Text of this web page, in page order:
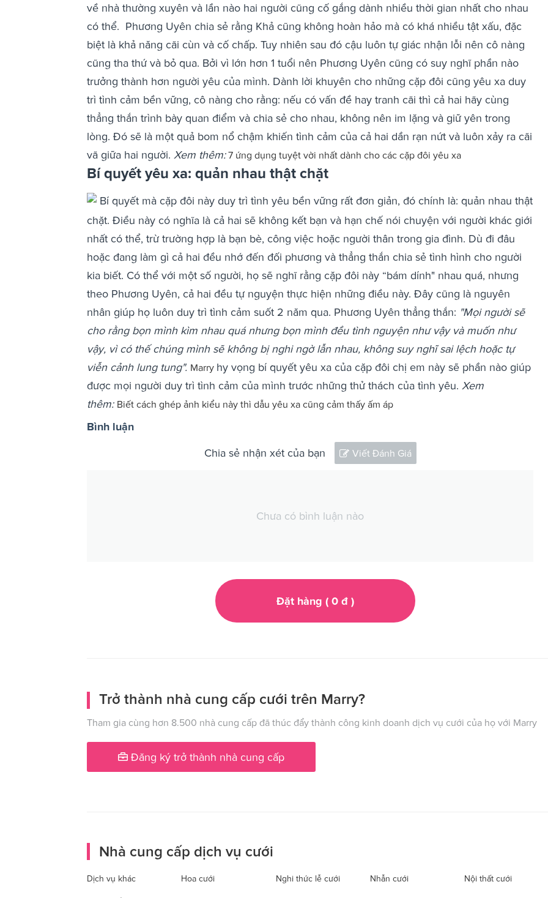
về nhà thường xuyên và lần nào hai người cũng cố gắng dành nhiều thời gian nhất cho nhau
có thể. Phương Uyên chia sẻ rằng Khả cũng không hoàn hảo mà có khá nhiều tật xấu, đặc
biệt là khả năng cãi cùn và cố chấp. Tuy nhiên sau đó cậu luôn tự giác nhận lỗi nên cô nàng
cũng tha thứ và bỏ qua. Bởi vì lớn hơn 1 tuổi nên Phương Uyên cũng có suy nghĩ phần nào
trưởng thành hơn người yêu của mình. Dành lời khuyên cho những cặp đôi cũng yêu xa duy
trì tình cảm bền vững, cô nàng cho rằng: nếu có vấn đề hay tranh cãi thì cả hai hãy cùng
thẳng thắn trình bày quan điểm và chia sẻ cho nhau, không nên im lặng và giữ yên trong
lòng. Đó sẽ là một quả bom nổ chậm khiến tình cảm của cả hai dần rạn nứt và luôn xảy ra cãi
vã giữa hai người. Xem thêm:7 ứng dụng tuyệt vời nhất dành cho các cặp đôi yêu xa
Bí quyết yêu xa: quản nhau thật chặt
Bí quyết mà cặp đôi này duy trì tình yêu bền vững rất đơn giản, đó chính là: quản nhau thật
chặt. Điều này có nghĩa là cả hai sẽ không kết bạn và hạn chế nói chuyện với người khác giới
nhất có thể, trừ trường hợp là bạn bè, công việc hoặc người thân trong gia đình. Dù đi đâu
hoặc đang làm gì cả hai đều nhớ đến đối phương và thẳng thắn chia sẻ tình hình cho người
kia biết. Có thể với một số người, họ sẽ nghĩ rằng cặp đôi này “bám dính" nhau quá, nhưng
theo Phương Uyên, cả hai đều tự nguyện thực hiện những điều này. Đây cũng là nguyên
nhân giúp họ luôn duy trì tình cảm suốt 2 năm qua. Phương Uyên thẳng thắn: "Mọi người sẽ
cho rằng bọn mình kìm nhau quá nhưng bọn mình đều tình nguyện như vậy và muốn như
vậy, vì có thế chúng mình sẽ không bị nghi ngờ lẫn nhau, không suy nghĩ sai lệch hoặc tự
viễn cảnh lung tung". Marry hy vọng bí quyết yêu xa của cặp đôi chị em này sẽ phần nào giúp
được mọi người duy trì tình cảm của mình trước những thử thách của tình yêu. Xem
thêm: Biết cách ghép ảnh kiểu này thì dẫu yêu xa cũng cảm thấy ấm áp
Bình luận
Chia sẻ nhận xét của bạn Viết Đánh Giá
Chưa có bình luận nào
Đặt hàng ( 0đ )
Trở thành nhà cung cấp cưới trên Marry?
Tham gia cùng hơn 8.500 nhà cung cấp đã thúc đẩy thành công kinh doanh dịch vụ cưới của họ với Marry
Đăng ký trở thành nhà cung cấp
Nhà cung cấp dịch vụ cưới
Dịch vụ khác Hoa cưới Nghi thức lễ cưới Nhẫn cưới Nội thất cưới